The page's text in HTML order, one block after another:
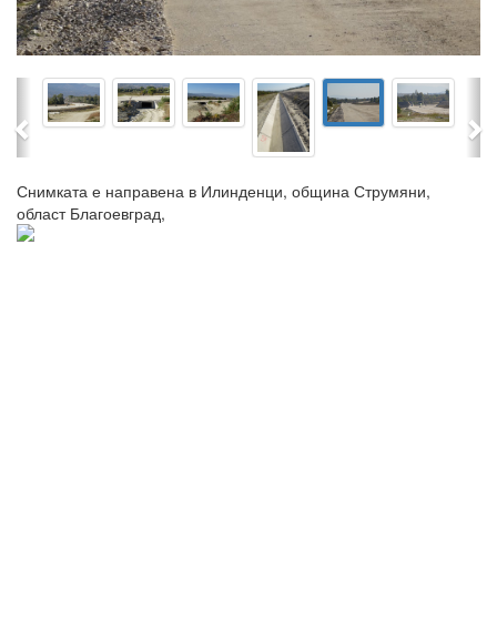
Previous
Снимката е направена в Илинденци, община Струмяни,
област Благоевград,